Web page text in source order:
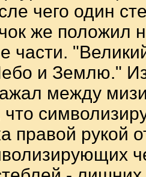
чего один
же положил
части.
и Землю." Из
между
что
правой рукой